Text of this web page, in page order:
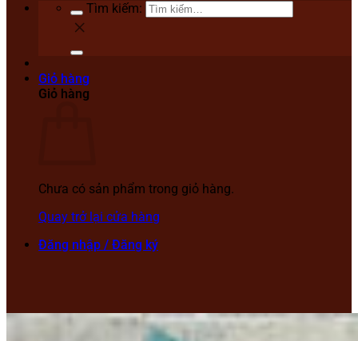
Tìm kiếm:
Giỏ hàng
Giỏ hàng
Chưa có sản phẩm trong giỏ hàng.
Quay trở lại cửa hàng
Đăng nhập / Đăng ký